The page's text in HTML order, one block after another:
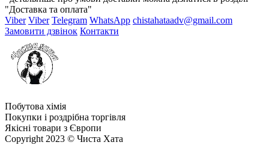
"Доставка та оплата"
Viber Viber Telegram WhatsApp chistahataadv@gmail.com
Замовити дзвінок Контакти
Побутова хімія
Покупки і роздрібна торгівля
Якісні товари з Європи
Copyright 2023 © Чиста Хата